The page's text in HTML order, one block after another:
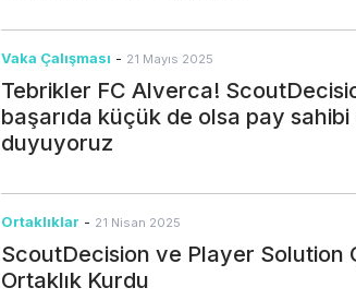
Vaka Çalışması - 21 Mayıs 2025
Tebrikler FC Alverca!
başarıda küçük de olsa pay
duyuyoruz
Ortaklıklar - 21 Nisan 2025
ScoutDecision ve Player Solution
Ortaklık Kurdu